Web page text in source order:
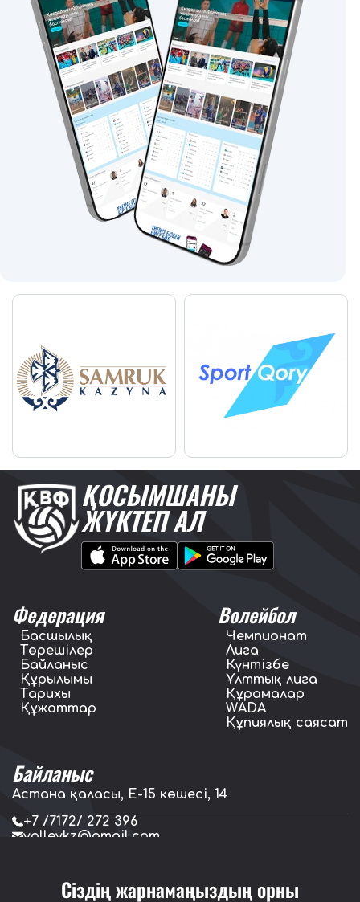
ҚОСЫМШАНЫ
ЖҮКТЕП АЛ
Федерация
Басшылық
Төрешілер
Байланыс
Құрылымы
Тарихы
Құжаттар
Волейбол
Чемпионат
Лига
Күнтізбе
Ұлттық лига
Құрамалар
WADA
Құпиялық саясат
Байланыс
Астана қаласы, E-15 көшесі, 14
+7 /7172/ 272 396
volleykz@gmail.com
Сіздің жарнамаңыздың орны